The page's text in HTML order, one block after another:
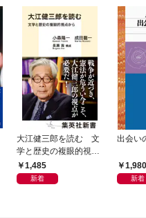
大江健三郎を読む 文
学と歴史の複眼的視点
から1,485
新着
出会い
1,980
新着